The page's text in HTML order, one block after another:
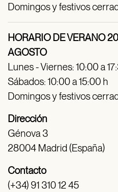
Domingos y festivos
HORARIO DE VERANO
AGOSTO
Lunes - Viernes: 10:00 a
Sábados: 10:00 a 15:00 h
Domingos y festivos
Dirección
Génova 3
28004 Madrid (España)
Contacto
(+34) 91 310 12 45